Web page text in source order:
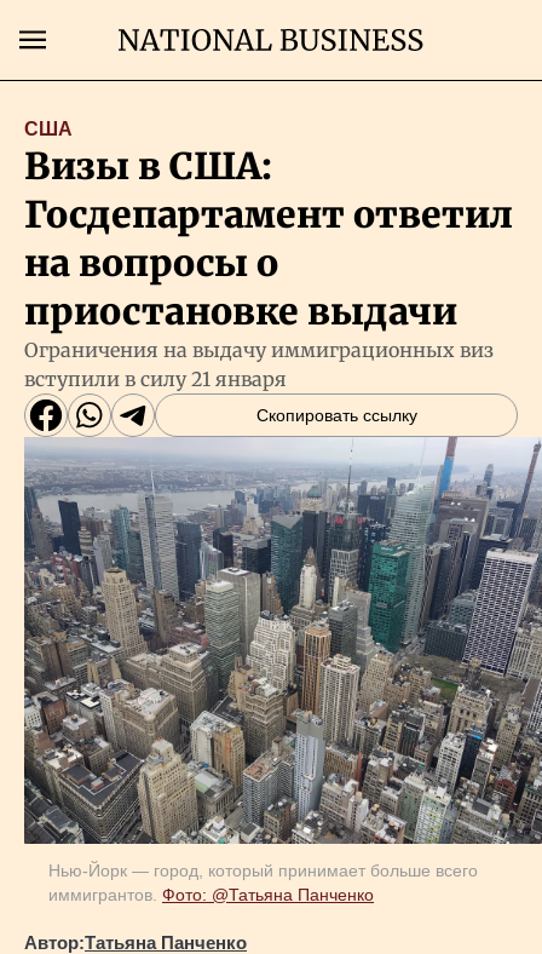
Главная
Бизнес
Рынки
Технологии
Власть
Геополитика
Исследования
Люди
Life & Arts
США
Визы в США:
Госдепартамент ответил
на вопросы о
приостановке выдачи
Ограничения на выдачу иммиграционных виз
вступили в силу 21 января
Скопировать ссылку
Нью-Йорк — город, который принимает больше всего
иммигрантов. Фото: @Татьяна Панченко
Автор:Татьяна Панченко